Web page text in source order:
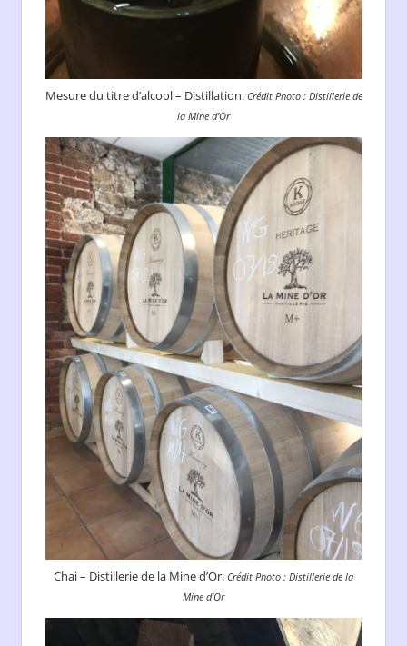
Mesure du titre d’alcool – Distillation.Crédit Photo : Distillerie de
la Mine d’Or
Chai – Distillerie de la Mine d’Or. Crédit Photo : Distillerie de la
Mine d’Or